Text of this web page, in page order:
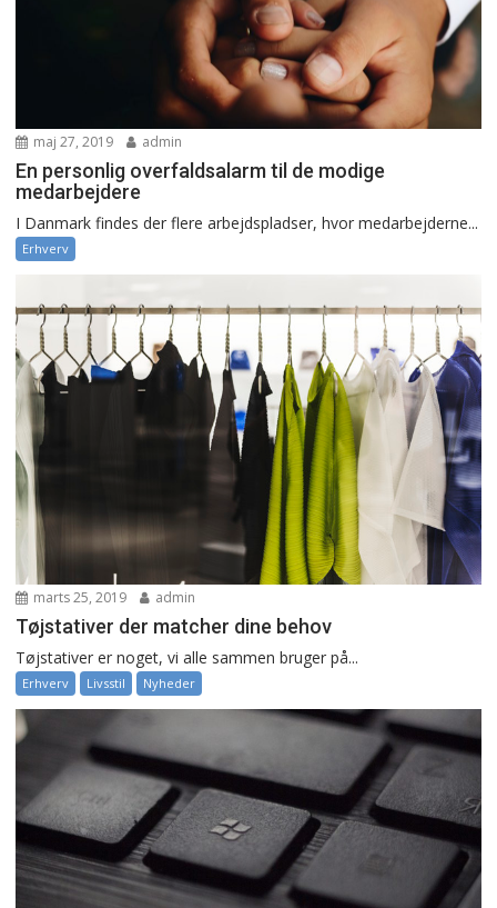
maj 27, 2019 admin
En personlig overfaldsalarm til de modige
medarbejdere
I Danmark findes der flere arbejdspladser, hvor medarbejderne...
Erhverv
marts 25, 2019 admin
Tøjstativer der matcher dine behov
Tøjstativer er noget, vi alle sammen bruger på...
Erhverv Livsstil Nyheder